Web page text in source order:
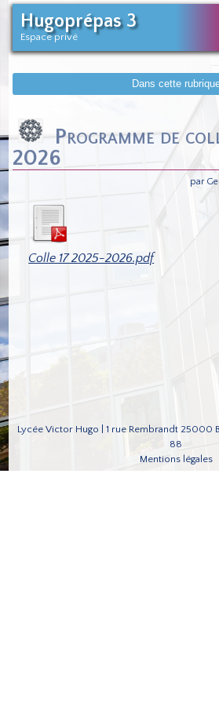
Hugoprépas 3
Espace privé
Dans cette
Programme de
2026
par
Colle 17 2025-2026.pdf
Lycée Victor Hugo | 1 rue Rembrandt 25000
88
Mentions légales